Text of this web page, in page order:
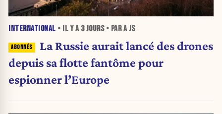
INTERNATIONAL • IL Y A 3 JOURS• PAR A JS
La Russie aurait lancé des drones
depuis sa flotte fantôme pour
espionner l’Europe